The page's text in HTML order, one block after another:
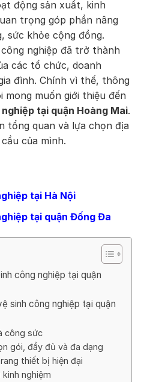
động sản xuất, kinh
trọng góp phần nâng
sức khỏe cộng đồng.
nghiệp đã trở thành
các tổ chức, doanh
đình. Chính vì thế, thông
mong muốn giới thiệu đến
tại quận Hoàng Mai.
tổng quan và lựa chọn địa
của mình.
tại Hà Nội
tại quận Đống Đa
công nghiệp tại quận
sinh công nghiệp tại quận
công sức
gói, đầy đủ và đa dạng
thiết bị hiện đại
kinh nghiệm